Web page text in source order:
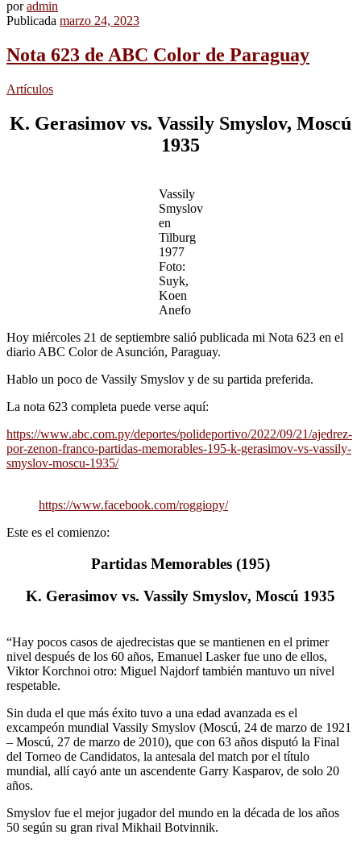
poradmin
Publicada marzo 24, 2023
Nota 623 de ABC Color de Paraguay
Artículos
K. Gerasimov vs. Vassily Smyslov, Moscú
1935
Vassily
Smyslov
en
Tilburg
1977
Foto:
Suyk,
Koen
Anefo
Hoy miércoles 21 de septiembre salió publicada mi Nota 623 en el
diario ABC Color de Asunción, Paraguay.
Hablo un poco de Vassily Smyslov y de su partida preferida.
La nota 623 completa puede verse aquí:
https://www.abc.com.py/deportes/polideportivo/2022/09/21/ajedrez-
por-zenon-franco-partidas-memorables-195-k-gerasimov-vs-vassily-
smyslov-moscu-1935/
https://www.facebook.com/roggiopy/
Este es el comienzo:
Partidas Memorables (195)
K. Gerasimov vs. Vassily Smyslov, Moscú 1935
“Hay pocos casos de ajedrecistas que se mantienen en el primer
nivel después de los 60 años, Emanuel Lasker fue uno de ellos,
Viktor Korchnoi otro: Miguel Najdorf también mantuvo un nivel
respetable.
Sin duda el que más éxito tuvo a una edad avanzada es el
excampeón mundial Vassily Smyslov (Moscú, 24 de marzo de 1921
– Moscú, 27 de marzo de 2010), que con 63 años disputó la Final
del Torneo de Candidatos, la antesala del match por el título
mundial, allí cayó ante un ascendente Garry Kasparov, de solo 20
años.
Smyslov fue el mejor jugador del mundo en la década de los años
50 según su gran rival Mikhail Botvinnik.